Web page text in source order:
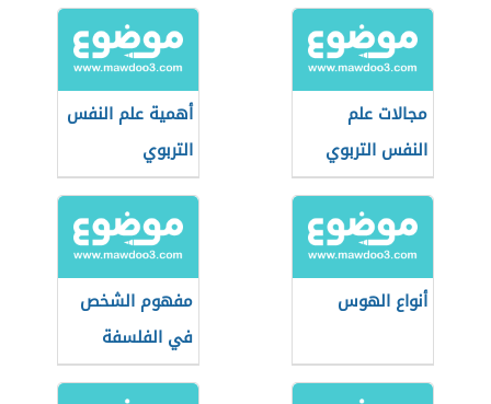
مجالات علم
النفس التربوي
أهمية علم النفس
التربوي
أنواع الهوس
مفهوم الشخص
في الفلسفة